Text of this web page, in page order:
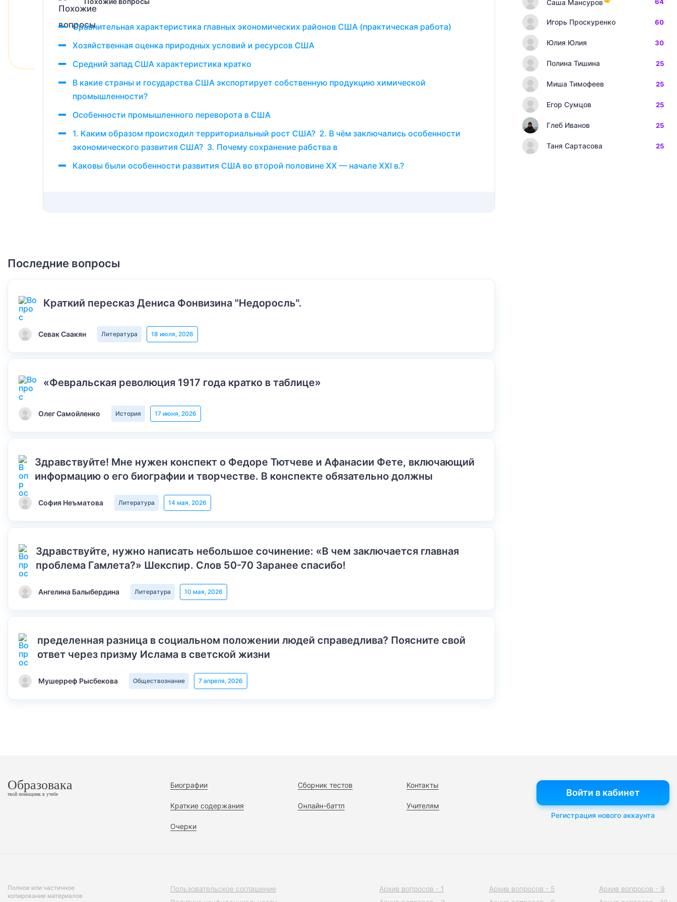
Сравнительная характеристика главных экономических районов США (практическая работа)
Хозяйственная оценка природных условий и ресурсов США
Средний запад США характеристика кратко
В какие страны и государства США экспортирует собственную продукцию химической
промышленности?
Особенности промышленного переворота в США
1. Каким образом происходил территориальный рост США? 2. В чём заключались особенности
экономического развития США? 3. Почему сохранение рабства в
Каковы были особенности развития США во второй половине XX — начале XXI в.?
Последние вопросы
Краткий пересказ Дениса Фонвизина "Недоросль".
Севак Саакян Литература 18 июля, 2026
«Февральская революция 1917 года кратко в таблице»
Олег Самойленко История 17 июня, 2026
Здравствуйте! Мне нужен конспект о Федоре Тютчеве и Афанасии Фете, включающий
информацию о его биографии и творчестве. В конспекте обязательно должны
София Неъматова Литература 14 мая, 2026
Здравствуйте, нужно написать небольшое сочинение: «В чем заключается главная
проблема Гамлета?» Шекспир. Слов 50-70 Заранее спасибо!
Ангелина Балыбердина Литература 10 мая, 2026
пределенная разница в социальном положении людей справедлива? Поясните свой
ответ через призму Ислама в светской жизни
Мушерреф Рысбекова Обществознание 7 апреля, 2026
Саша Мансуров
Игорь Проскуренко 60
Юлия Юлия 30
Полина Тишина 25
Миша Тимофеев 25
Егор Сумцов 25
Глеб Иванов 25
Таня Сартасова 25
Образовака
твой помощник в учебе
Биографии
Краткие содержания
Очерки
Сборник тестов
Онлайн-баттл
Контакты
Учителям
Войти в кабинет
Регистрация нового аккаунта
Полное или частичное
копирование материалов
Пользовательское соглашение
Архив вопросов - 1
Архив вопросов - 5
Архив вопросов - 9